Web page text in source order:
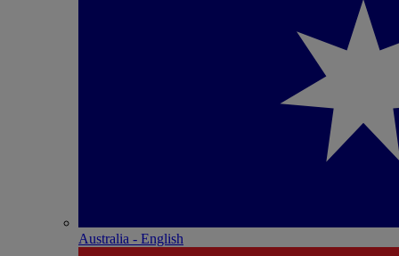
Australia - English